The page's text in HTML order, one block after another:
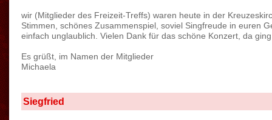
wir (Mitglieder des Freizeit-Treffs) waren heute in der
Stimmen, schönes Zusammenspiel, soviel Singfreude in euren
einfach unglaublich. Vielen Dank für das schöne Konzert, da
Es grüßt, im Namen der Mitglieder
Michaela
Siegfried